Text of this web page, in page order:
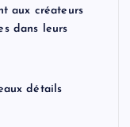
aux créateurs
dans leurs
détails